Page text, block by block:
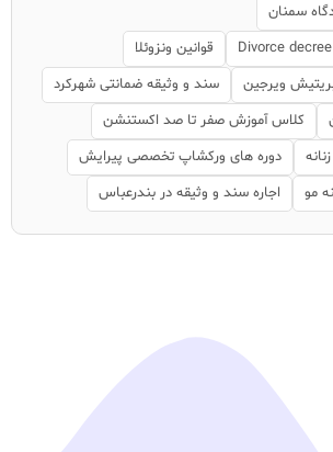
سمنان
Divorce
قوانین ونزوئلا
ویرجین
سند و وثیقه ضمانتی شهرکرد
کلاس آموزش صفر تا صد اکستنشن
دوره های ورکشاپ تخصصی پیرایش
مو
اجاره سند و وثیقه در بندرعباس